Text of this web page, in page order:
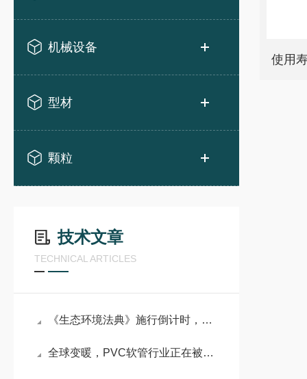
机械设备
型材
颗粒
技术文章
TECHNICAL ARTICLES
《生态环境法典》施行倒计时，PVC改性材料企业如何应对？
全球变暖，PVC软管行业正在被重新洗牌